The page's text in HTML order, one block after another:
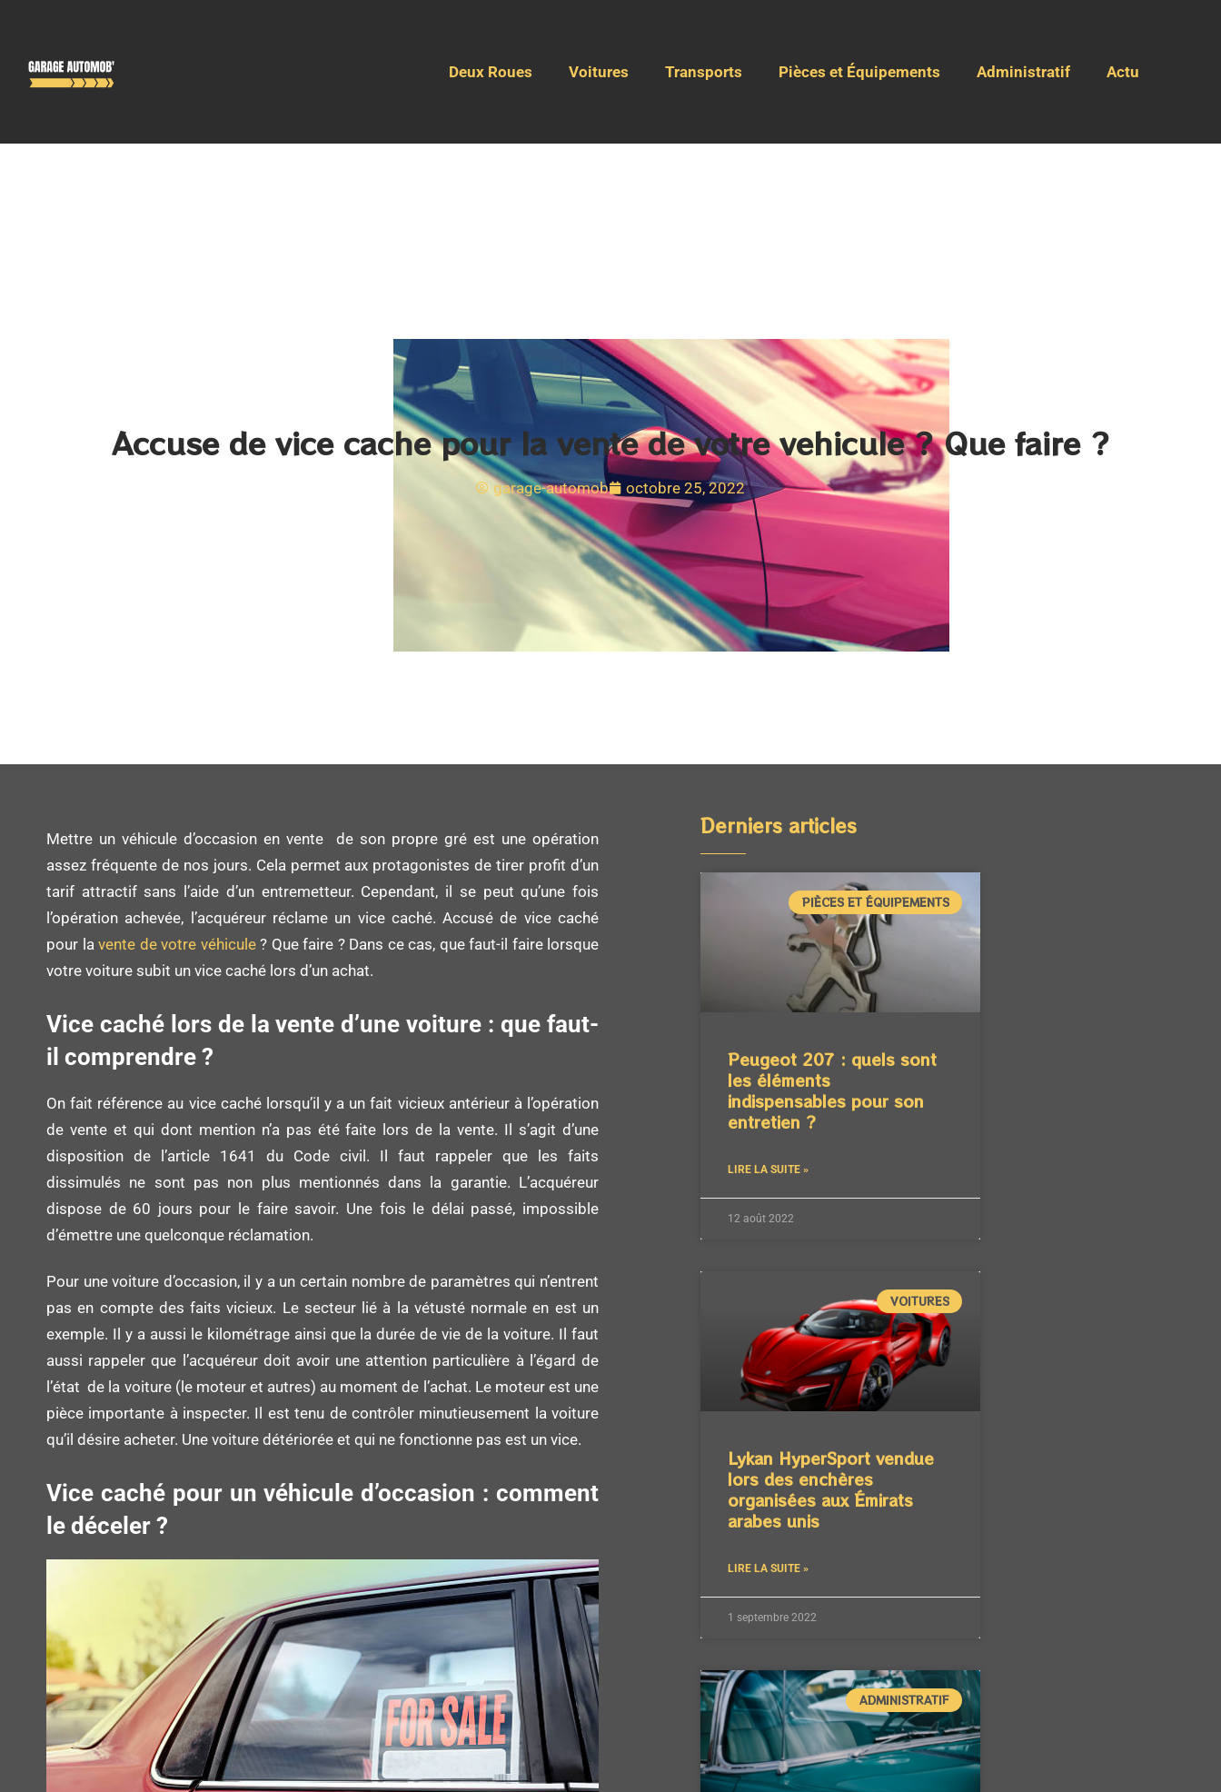
Deux Roues Voitures Transports Pièces et Équipements Administratif Actu
Accuse de vice cache pour la vente de votre vehicule ? Que faire ?
garage-automob octobre 25, 2022
Mettre un véhicule d’occasion en vente de son propre gré est une opération
assez fréquente de nos jours. Cela permet aux protagonistes de tirer profit d’un
tarif attractif sans l’aide d’un entremetteur. Cependant, il se peut qu’une fois
l’opération achevée, l’acquéreur réclame un vice caché. Accusé de vice caché
pour la vente de votre véhicule? Que faire ? Dans ce cas, que faut-il faire lorsque
votre voiture subit un vice caché lors d’un achat.
Vice caché lors de la vente d’une voiture : que faut-
il comprendre ?
On fait référence au vice caché lorsqu’il y a un fait vicieux antérieur à l’opération
de vente et qui dont mention n’a pas été faite lors de la vente. Il s’agit d’une
disposition de l’article 1641 du Code civil. Il faut rappeler que les faits
dissimulés ne sont pas non plus mentionnés dans la garantie. L’acquéreur
dispose de 60 jours pour le faire savoir. Une fois le délai passé, impossible
d’émettre une quelconque réclamation.
Pour une voiture d’occasion, il y a un certain nombre de paramètres qui n’entrent
pas en compte des faits vicieux. Le secteur lié à la vétusté normale en est un
exemple. Il y a aussi le kilométrage ainsi que la durée de vie de la voiture. Il faut
aussi rappeler que l’acquéreur doit avoir une attention particulière à l’égard de
l’état de la voiture (le moteur et autres) au moment de l’achat. Le moteur est une
pièce importante à inspecter. Il est tenu de contrôler minutieusement la voiture
qu’il désire acheter. Une voiture détériorée et qui ne fonctionne pas est un vice.
Vice caché pour un véhicule d’occasion : comment
le déceler ?
Derniers articles
PIÈCES ET ÉQUIPEMENTS
Peugeot 207 : quels sont
les éléments
indispensables pour son
entretien ?
LIRE LA SUITE »
12 août 2022
VOITURES
Lykan HyperSport vendue
lors des enchères
organisées aux Émirats
arabes unis
LIRE LA SUITE »
1 septembre 2022
ADMINISTRATIF